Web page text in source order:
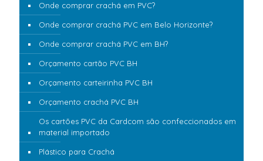
Onde comprar crachá em PVC?
Onde comprar crachá PVC em Belo Horizonte?
Onde comprar crachá PVC em BH?
Orçamento cartão PVC BH
Orçamento carteirinha PVC BH
Orçamento crachá PVC BH
Os cartões PVC da Cardcom são confeccionados em
material importado
Plástico para Crachá